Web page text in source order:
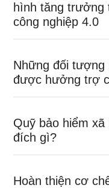
hình tăng trưởng
công nghiệp 4.0
Những đối tượng
được hưởng trợ
Quỹ bảo hiểm
đích gì?
Hoàn thiện cơ